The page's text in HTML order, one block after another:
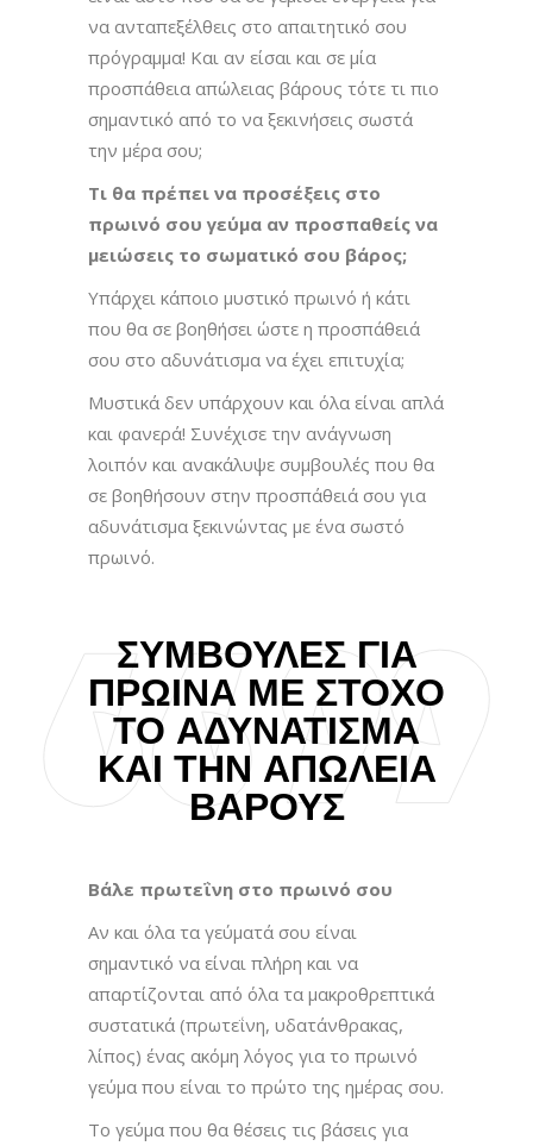
να ανταπεξέλθεις στο απαιτητικό σου
πρόγραμμα! Και αν είσαι και σε μία
προσπάθεια απώλειας βάρους τότε τι πιο
σημαντικό από το να ξεκινήσεις σωστά
την μέρα σου;
Τι θα πρέπει να προσέξεις στο
πρωινό σου γεύμα αν προσπαθείς να
μειώσεις το σωματικό σου βάρος;
Υπάρχει κάποιο μυστικό πρωινό ή κάτι
που θα σε βοηθήσει ώστε η προσπάθειά
σου στο αδυνάτισμα να έχει επιτυχία;
Μυστικά δεν υπάρχουν και όλα είναι απλά
και φανερά! Συνέχισε την ανάγνωση
λοιπόν και ανακάλυψε συμβουλές που θα
σε βοηθήσουν στην προσπάθειά σου για
αδυνάτισμα ξεκινώντας με ένα σωστό
πρωινό.
ΣΥΜΒΟΥΛΈΣ ΓΙΑ
ΠΡΩΙΝΆ ΜΕ ΣΤΌΧΟ
ΤΟ ΑΔΥΝΆΤΙΣΜΑ
ΚΑΙ ΤΗΝ ΑΠΏΛΕΙΑ
ΒΆΡΟΥΣ
Βάλε πρωτεΐνη στο πρωινό σου
Αν και όλα τα γεύματά σου είναι
σημαντικό να είναι πλήρη και να
απαρτίζονται από όλα τα μακροθρεπτικά
συστατικά (πρωτεΐνη, υδατάνθρακας,
λίπος) ένας ακόμη λόγος για το πρωινό
γεύμα που είναι το πρώτο της ημέρας σου.
Το γεύμα που θα θέσεις τις βάσεις για